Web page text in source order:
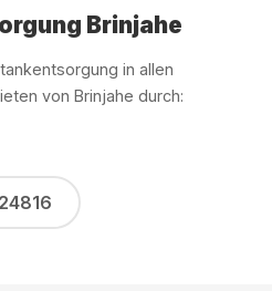
Brinjahe
in allen
von Brinjahe durch:
24816